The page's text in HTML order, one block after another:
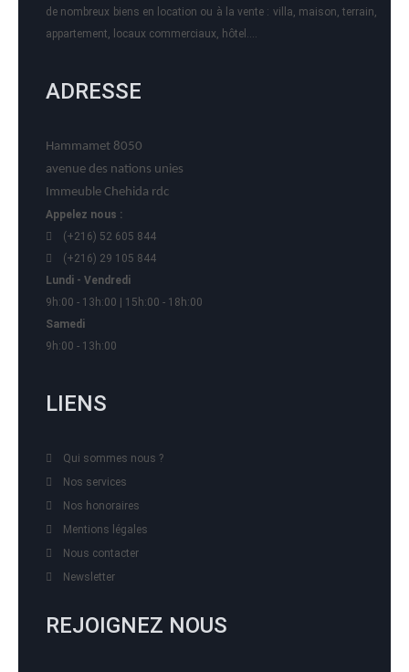
de nombreux biens en location ou à la vente : villa, maison, terrain,
appartement, locaux commerciaux, hôtel….
ADRESSE
Hammamet 8050
avenue des nations unies
Immeuble Chehida rdc
Appelez nous :
(+216) 52 605 844
(+216) 29 105 844
Lundi - Vendredi
9h:00 - 13h:00 | 15h:00 - 18h:00
Samedi
9h:00 - 13h:00
LIENS
Qui sommes nous ?
Nos services
Nos honoraires
Mentions légales
Nous contacter
Newsletter
REJOIGNEZ NOUS